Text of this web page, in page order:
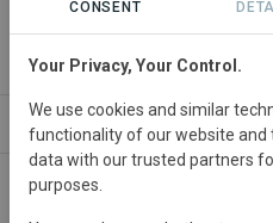
Terra Forest -
2010. Colombia
NEWS
Colombia
CONSENT
Your Privacy, Your Control.
We use cookies and similar
functionality of our website and
data with our trusted partners
purposes.